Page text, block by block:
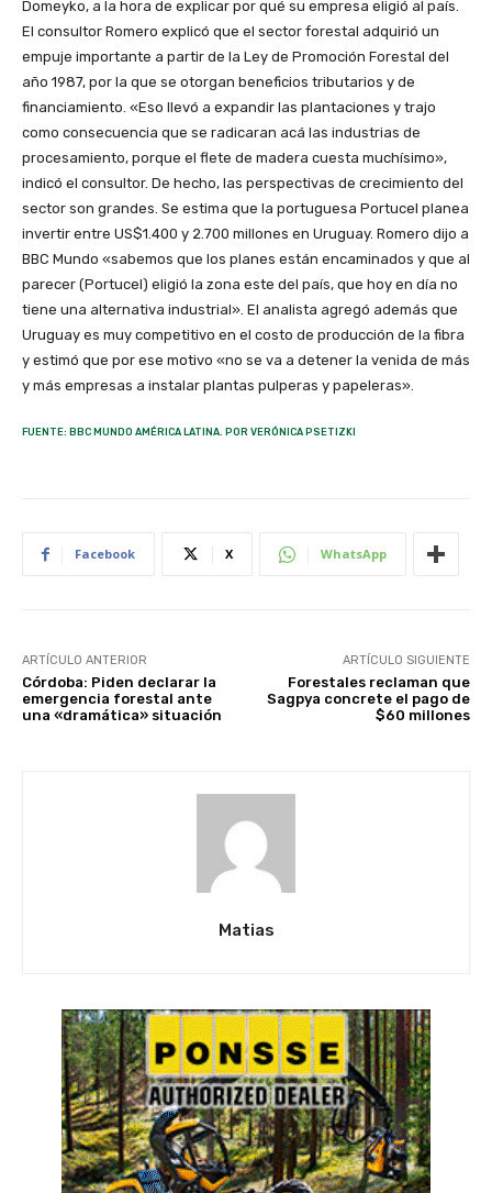
Domeyko, a la hora de explicar por qué su empresa eligió al país.
El consultor Romero explicó que el sector forestal adquirió un
empuje importante a partir de la Ley de Promoción Forestal del
año 1987, por la que se otorgan beneficios tributarios y de
financiamiento. «Eso llevó a expandir las plantaciones y trajo
como consecuencia que se radicaran acá las industrias de
procesamiento, porque el flete de madera cuesta muchísimo»,
indicó el consultor. De hecho, las perspectivas de crecimiento del
sector son grandes. Se estima que la portuguesa Portucel planea
invertir entre US$1.400 y 2.700 millones en Uruguay. Romero dijo a
BBC Mundo «sabemos que los planes están encaminados y que al
parecer (Portucel) eligió la zona este del país, que hoy en día no
tiene una alternativa industrial». El analista agregó además que
Uruguay es muy competitivo en el costo de producción de la fibra
y estimó que por ese motivo «no se va a detener la venida de más
y más empresas a instalar plantas pulperas y papeleras».
FUENTE: BBC MUNDO AMÉRICA LATINA. POR VERÓNICA PSETIZKI
Facebook X WhatsApp
ARTÍCULO ANTERIOR
Córdoba: Piden declarar la
emergencia forestal ante
una «dramática» situación
ARTÍCULO SIGUIENTE
Forestales reclaman que
Sagpya concrete el pago de
$60 millones
Matias